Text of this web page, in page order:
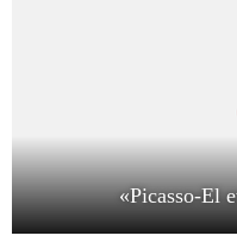
«Picasso-El